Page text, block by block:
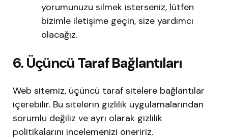
yorumunuzu silmek isterseniz, lütfen
bizimle iletişime geçin, size yardımcı
olacağız.
6. Üçüncü Taraf Bağlantıları
Web sitemiz, üçüncü taraf sitelere bağlantılar
içerebilir. Bu sitelerin gizlilik uygulamalarından
sorumlu değiliz ve ayrı olarak gizlilik
politikalarını incelemenizi öneririz.